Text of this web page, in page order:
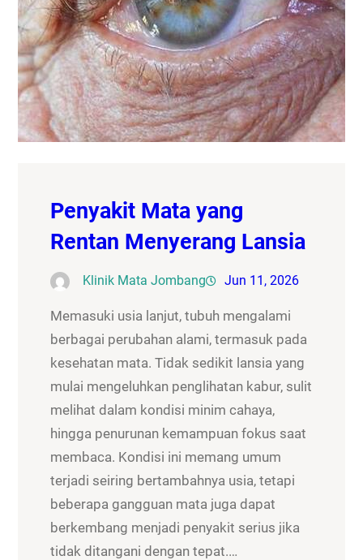
Penyakit Mata yang
Rentan Menyerang Lansia
Klinik Mata Jombang Jun 11, 2026
Memasuki usia lanjut, tubuh mengalami
berbagai perubahan alami, termasuk pada
kesehatan mata. Tidak sedikit lansia yang
mulai mengeluhkan penglihatan kabur, sulit
melihat dalam kondisi minim cahaya,
hingga penurunan kemampuan fokus saat
membaca. Kondisi ini memang umum
terjadi seiring bertambahnya usia, tetapi
beberapa gangguan mata juga dapat
berkembang menjadi penyakit serius jika
tidak ditangani dengan tepat.…